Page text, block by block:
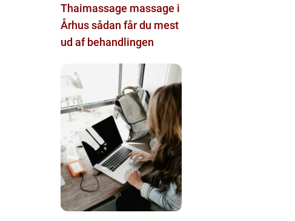
Thaimassage massage i
Århus sådan får du mest
ud af behandlingen